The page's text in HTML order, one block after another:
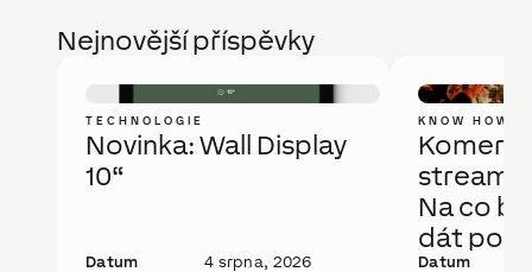
Nejnovější příspěvky
TECHNOLOGIE
Novinka: Wall Display
10“
Datum 4 srpna, 2026
KNOW HOW
Na co
dát
Datum